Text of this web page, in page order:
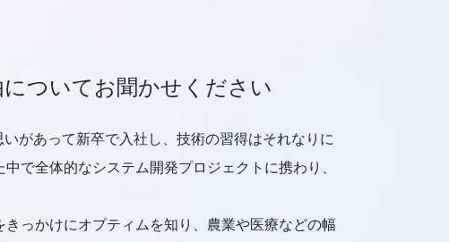
ついてお聞かせください
があって新卒で入社し、技術の習得はそれなりに
で全体的なシステム開発プロジェクトに携わり、
っかけにオプティムを知り、農業や医療などの幅